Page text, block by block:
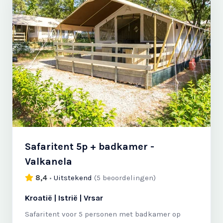
Safaritent 5p + badkamer -
Valkanela
8,4 • Uitstekend (5 beoordelingen)
Kroatië | Istrië | Vrsar
Safaritent voor 5 personen met badkamer op